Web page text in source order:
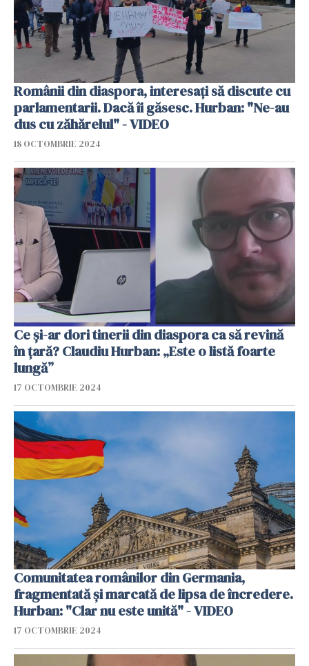
Românii din diaspora, interesați să discute cu
parlamentarii. Dacă îi găsesc. Hurban: "Ne-au
dus cu zăhărelul" - VIDEO
18 OCTOMBRIE 2024
Ce și-ar dori tinerii din diaspora ca să revină
în țară? Claudiu Hurban: „Este o listă foarte
lungă”
17 OCTOMBRIE 2024
Comunitatea românilor din Germania,
fragmentată și marcată de lipsa de încredere.
Hurban: "Clar nu este unită" - VIDEO
17 OCTOMBRIE 2024